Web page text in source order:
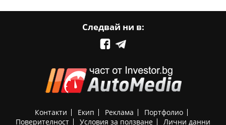
Следвай ни в:
Контакти Екип Реклама
Портфолио
Поверителност
Условия за ползване Лични данни